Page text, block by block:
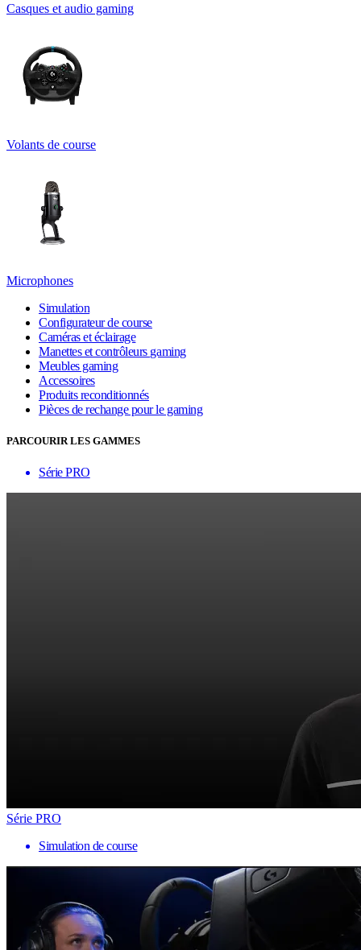
Casques et audio gaming
Volants de course
Microphones
Simulation
Configurateur de course
Caméras et éclairage
Manettes et contrôleurs gaming
Meubles gaming
Accessoires
Produits reconditionnés
Pièces de rechange pour le gaming
PARCOURIR LES GAMMES
Série PRO
Série PRO
Simulation de course